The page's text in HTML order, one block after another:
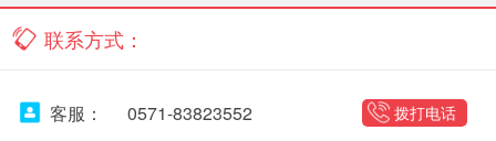
联系方式：
客服： 拨打电话
0571-83823552